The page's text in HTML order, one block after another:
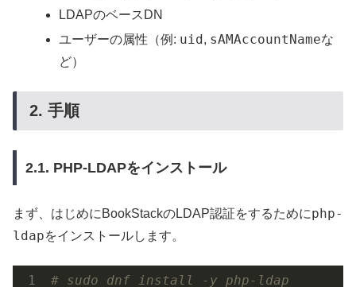
LDAPのベースDN
ユーザーの属性（例: uid , sAMAccountNameな
ど）
2. 手順
2.1. PHP-LDAPをインストール
まず、はじめにBookStackのLDAP認証をするためにphp-
ldapをインストールします。
# sudo dnf install -y php-ldap